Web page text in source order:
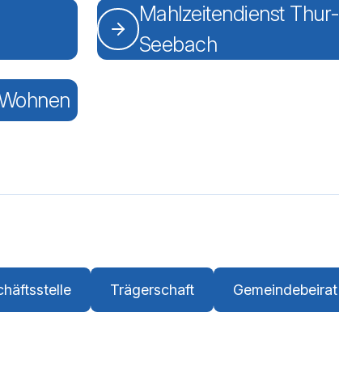
Mahlzeitendienst Thur-
Seebach
Trägerschaft Gemeindebeirat